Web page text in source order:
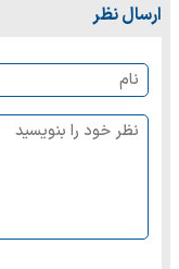
ارسال نظر